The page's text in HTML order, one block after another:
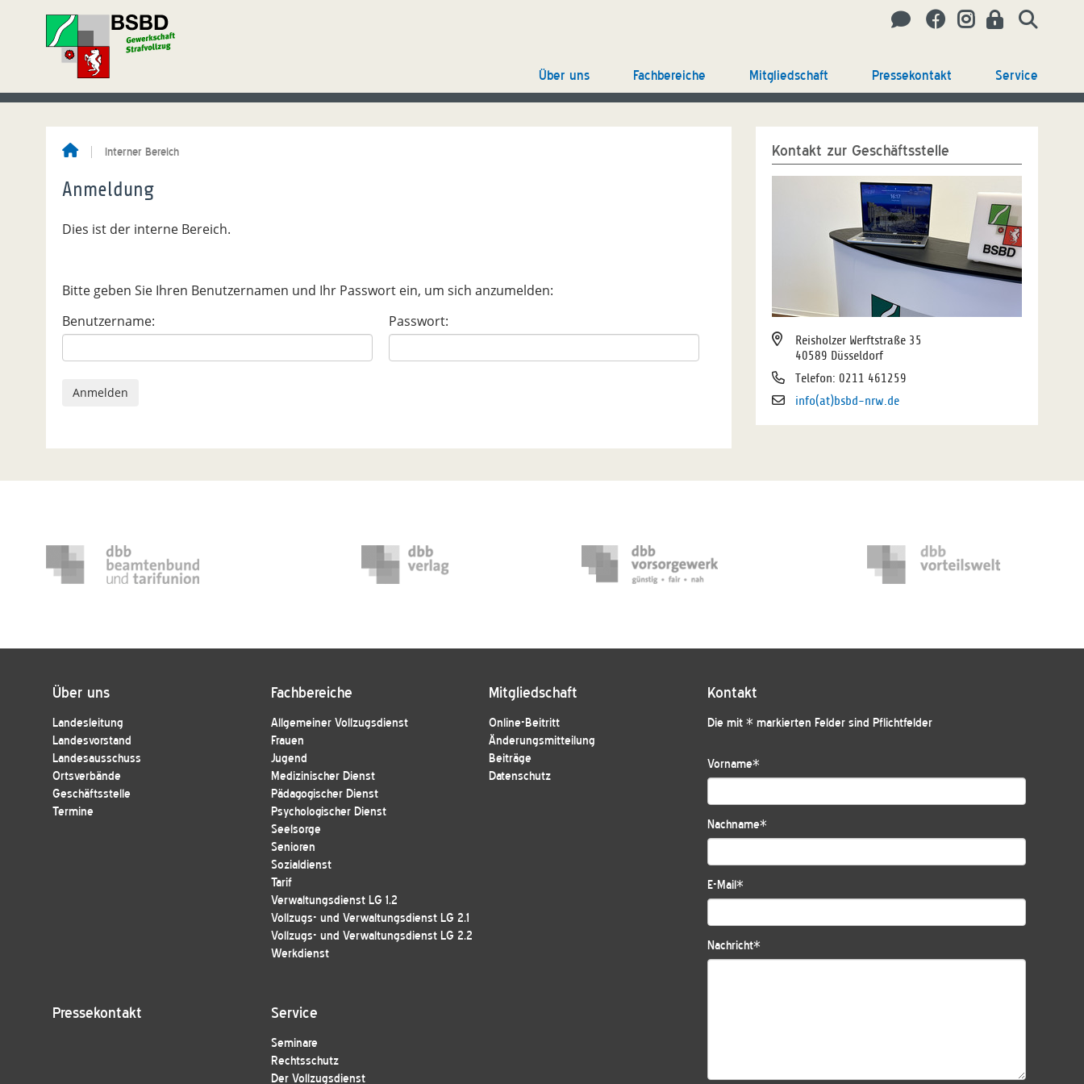
Über uns Fachbereiche Mitgliedschaft Pressekontakt Service
Interner Bereich
Anmeldung
Dies ist der interne Bereich.
Bitte geben Sie Ihren Benutzernamen und Ihr Passwort ein, um sich anzumelden:
Benutzername:
Passwort:
Kontakt zur Geschäftsstelle
Reisholzer Werftstraße 35
40589 Düsseldorf
Telefon: 0211 461259
info(at)bsbd-nrw.de
Über uns
Landesleitung
Landesvorstand
Landesausschuss
Ortsverbände
Geschäftsstelle
Termine
Fachbereiche
Allgemeiner Vollzugsdienst
Frauen
Jugend
Medizinischer Dienst
Pädagogischer Dienst
Psychologischer Dienst
Seelsorge
Senioren
Sozialdienst
Tarif
Verwaltungsdienst LG 1.2
Vollzugs- und Verwaltungsdienst LG 2.1
Vollzugs- und Verwaltungsdienst LG 2.2
Werkdienst
Mitgliedschaft
Online-Beitritt
Änderungsmitteilung
Beiträge
Datenschutz
Pressekontakt Service
Seminare
Rechtsschutz
Der Vollzugsdienst
Kontakt
Die mit * markierten Felder sind Pflichtfelder
Vorname*
Nachname*
E-Mail*
Nachricht*